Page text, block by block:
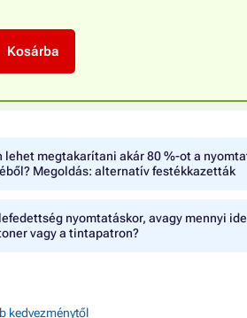
Kosárba
lehet megtakarítani akár 80 %-ot a
Megoldás: alternatív festékkazetták
nyomtatáskor, avagy mennyi
vagy a tintapatron?
kedvezménytől